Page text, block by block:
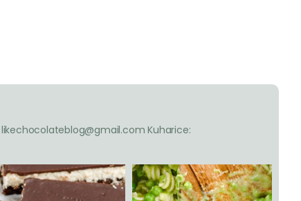
likechocolateblog@gmail.com Kuharice: